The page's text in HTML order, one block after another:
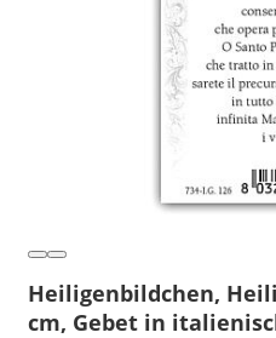
Heiligenbildchen,
cm, Gebet in